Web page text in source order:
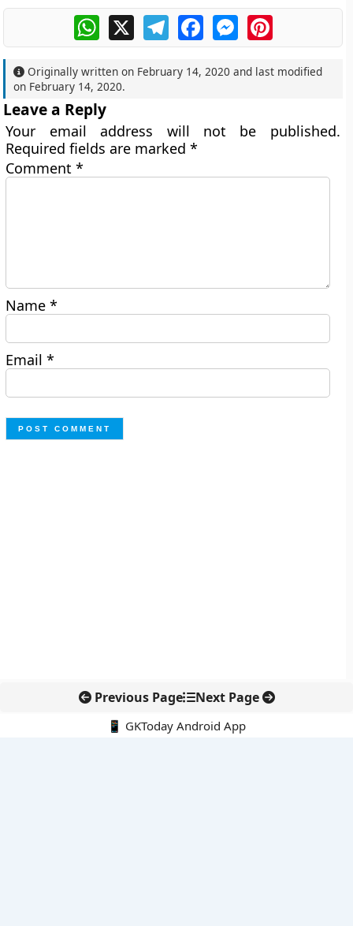
WhatsApp
X TelegramFacebookMessengerPinterest
Originally written on February 14, 2020 and last modified
on February 14, 2020.
Leave a Reply
Your email address will not be published.
Required fields are marked*
Comment*
Name*
Email*
Previous Page Next Page
📱 GKToday Android App